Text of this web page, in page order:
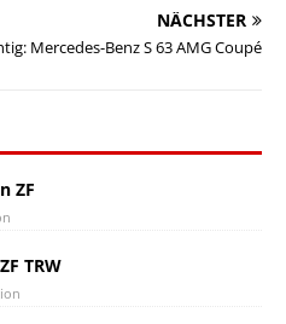
NÄCHSTER
Mercedes-Benz S 63 AMG Coupé
ZF
TRW